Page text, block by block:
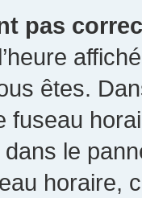
pas
êtes.
fuseau
le
horaire,